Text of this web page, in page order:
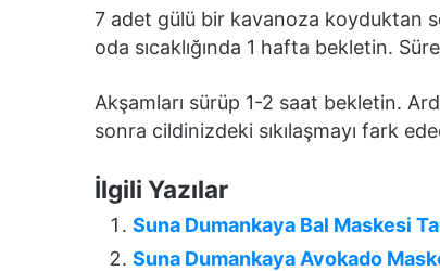
7 adet gülü bir kavanoza koyduktan
oda sıcaklığında 1 hafta bekletin.
Akşamları sürüp 1-2 saat bekletin.
sonra cildinizdeki sıkılaşmayı fark
İlgili Yazılar
Suna Dumankaya Bal Maskesi
Suna Dumankaya Avokado